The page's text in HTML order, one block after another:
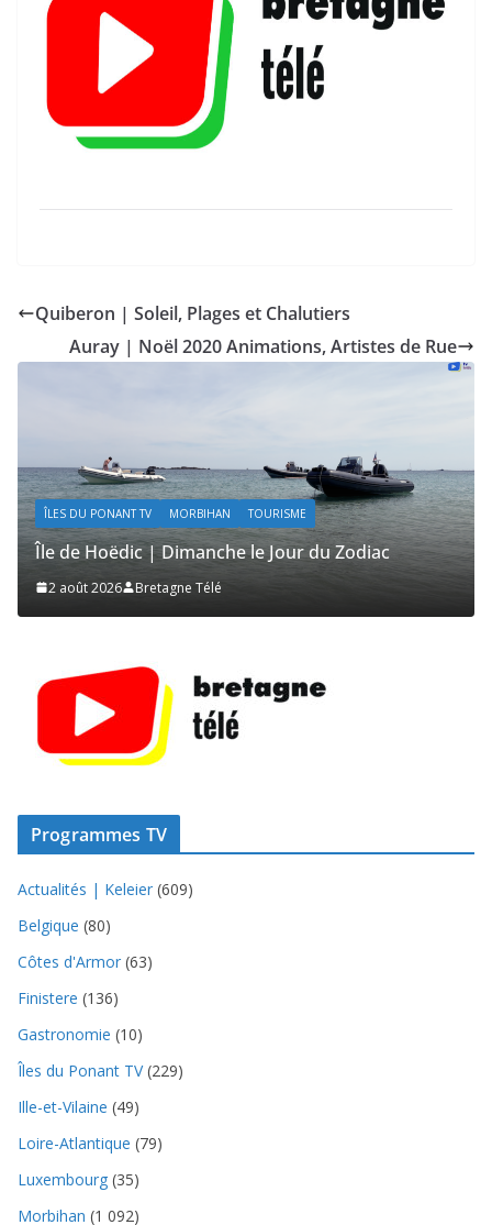
Quiberon | Soleil, Plages et Chalutiers
Auray | Noël 2020 Animations, Artistes de Rue
du Zodiac
ÎLES DU PONANT TV MORBIHAN TOURISME
Île de Hoëdic | Le Beau Fort
Programmes TV
Actualités | Keleier (609)
Belgique (80)
Côtes d'Armor (63)
Finistere (136)
Gastronomie (10)
Îles du Ponant TV(229)
Ille-et-Vilaine (49)
Loire-Atlantique (79)
Luxembourg (35)
Morbihan (1 092)